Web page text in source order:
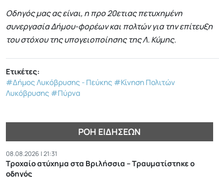
Οδηγός μας ας είναι, η προ 20ετιας πετυχημένη
συνεργασία Δήμου-φορέων και πολτών για την επίτευξη
του στόχου της υπογειοποίησης της Λ. Κύμης.
Ετικέτες:
#Δήμος Λυκόβρυσης - Πεύκης #Κίνηση Πολιτών
Λυκόβρυσης #Πύρνα
ΡΟΉ ΕΙΔΉΣΕΩΝ
08.08.2026 | 21:31
Τροχαίο ατύχημα στα Βριλήσσια – Τραυματίστηκε ο
οδηγός